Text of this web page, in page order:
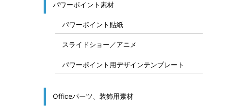
パワーポイント素材
パワーポイント貼紙
スライドショー／アニメ
パワーポイント用デザインテンプレート
Officeパーツ、装飾用素材